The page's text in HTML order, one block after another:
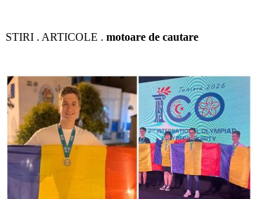
STIRI . ARTICOLE . motoare de cautare